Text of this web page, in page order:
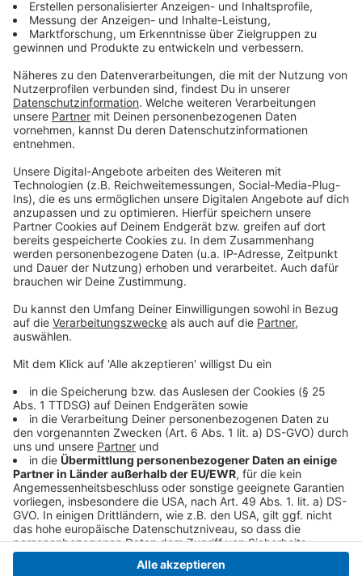
Anzeige
Millionen Euroin die Hand. Ziel ist es, moderne Räume
für Betreuung, Spiel und Förderung zu schaffen. Der
Bau liegt aktuell im Zeitplan.
Fertigstellung im Herbst 2026 geplant
Anzeige
Herbst 2026fertiggestellt und in Betrieb genommen
werden. Mit der „NetteWelt“ stärkt Nettetal
Anzeige
Anzeige